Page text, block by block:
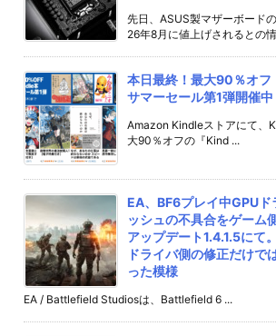
先日、ASUS製マザーボード
26年8月に値上げされるとの
本日最終！最大90％オ
サマーセール第1弾開催中
Amazon Kindleストアにて、
大90％オフの『Kind ...
EA、BF6プレイ中GPUド
ッシュの不具合をゲーム
アップデート1.4.1.5にて
ドライバ側の修正だけで
った模様
EA / Battlefield Studiosは、Battlefield 6 ...